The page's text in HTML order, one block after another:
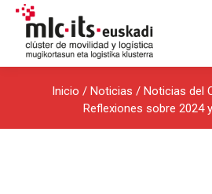
Inicio / Noticias / Noticias del
Reflexiones sobre 2024